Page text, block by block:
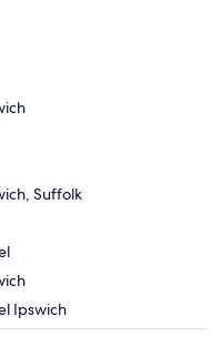
Suffolk
Ipswich